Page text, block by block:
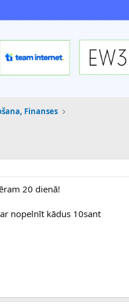
Finanses
20 dienā!
nopelnīt kādus 10sant